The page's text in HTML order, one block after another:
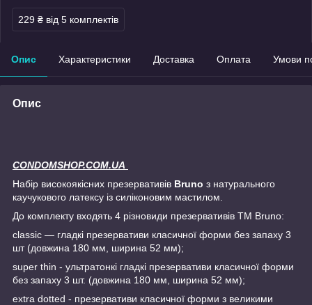
229 ₴ від 5 комплектів
Опис Характеристики Доставка Оплата Умови
Опис
CONDOMSHOP.COM.UA
Набір високоякісних презервативів Bruno з натурального
каучукового латексу із силіконовим мастилом.
До комплекту входять 4 різновиди презервативів ТМ Bruno:
classic — гладкі презервативи класичної форми без запаху 3
шт (довжина 180 мм, ширина 52 мм);
super thin - ультратонкі гладкі презервативи класичної форми
без запаху 3 шт. (довжина 180 мм, ширина 52 мм);
extra dotted - презервативи класичної форми з великими